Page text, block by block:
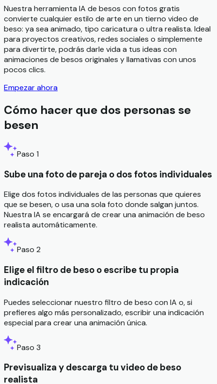
Nuestra herramienta IA de besos con fotos gratis
convierte cualquier estilo de arte en un tierno video de
beso: ya sea animado, tipo caricatura o ultra realista. Ideal
para proyectos creativos, redes sociales o simplemente
para divertirte, podrás darle vida a tus ideas con
animaciones de besos originales y llamativas con unos
pocos clics.
Empezar ahora
Cómo hacer que dos personas se
besen
Paso 1
Sube una foto de pareja o dos fotos individuales
Elige dos fotos individuales de las personas que quieres
que se besen, o usa una sola foto donde salgan juntos.
Nuestra IA se encargará de crear una animación de beso
realista automáticamente.
Paso 2
Elige el filtro de beso o escribe tu propia
indicación
Puedes seleccionar nuestro filtro de beso con IA o, si
prefieres algo más personalizado, escribir una indicación
especial para crear una animación única.
Paso 3
Previsualiza y descarga tu video de beso
realista